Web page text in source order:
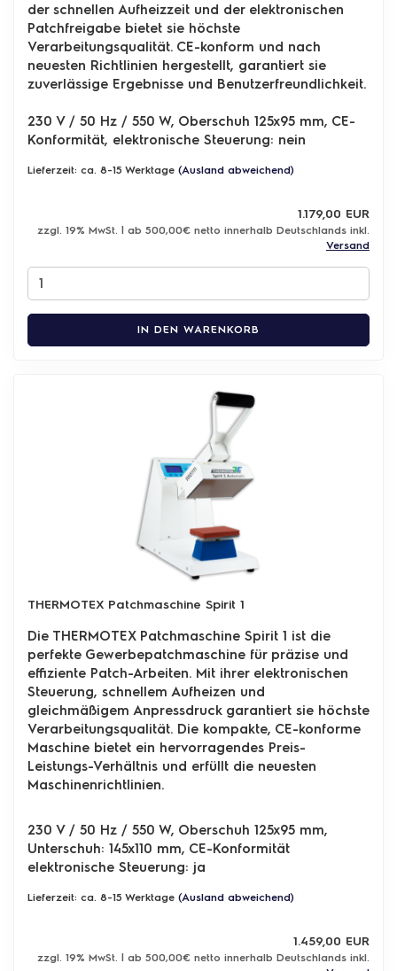
der schnellen Aufheizzeit und der elektronischen
Patchfreigabe bietet sie höchste
Verarbeitungsqualität. CE-konform und nach
neuesten Richtlinien hergestellt, garantiert sie
zuverlässige Ergebnisse und Benutzerfreundlichkeit.
230 V / 50 Hz / 550 W, Oberschuh 125x95 mm, CE-
Konformität, elektronische Steuerung: nein
Lieferzeit: ca. 8-15 Werktage (Ausland abweichend)
1.179,00 EUR
zzgl. 19% MwSt. | ab 500,00€ netto innerhalb Deutschlands inkl.
Versand
IN DEN WARENKORB
THERMOTEX Patchmaschine Spirit 1
Die THERMOTEX Patchmaschine Spirit 1 ist die
perfekte Gewerbepatchmaschine für präzise und
effiziente Patch-Arbeiten. Mit ihrer elektronischen
Steuerung, schnellem Aufheizen und
gleichmäßigem Anpressdruck garantiert sie höchste
Verarbeitungsqualität. Die kompakte, CE-konforme
Maschine bietet ein hervorragendes Preis-
Leistungs-Verhältnis und erfüllt die neuesten
Maschinenrichtlinien.
230 V / 50 Hz / 550 W, Oberschuh 125x95 mm,
Unterschuh: 145x110 mm, CE-Konformität
elektronische Steuerung: ja
Lieferzeit: ca. 8-15 Werktage (Ausland abweichend)
1.459,00 EUR
zzgl. 19% MwSt. | ab 500,00€ netto innerhalb Deutschlands inkl.